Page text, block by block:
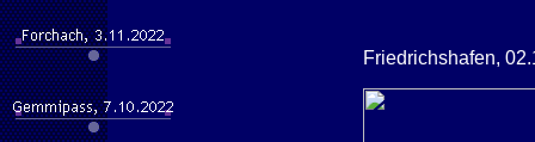
Friedrichshafen,